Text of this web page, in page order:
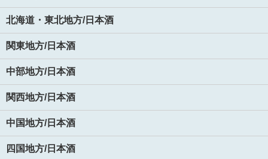
北海道・東北地方/日本酒
関東地方/日本酒
中部地方/日本酒
関西地方/日本酒
中国地方/日本酒
四国地方/日本酒